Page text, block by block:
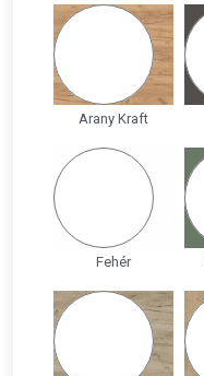
Arany Kraft
Fehér